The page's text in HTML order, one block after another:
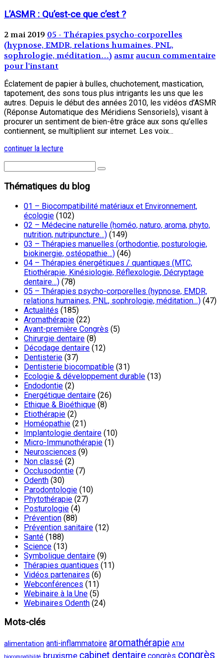
L’ASMR : Qu’est-ce que c’est ?
2 mai 2019 05 - Thérapies psycho-corporelles
(hypnose, EMDR, relations humaines, PNL,
sophrologie, méditation…) asmr aucun commentaire
pour l'instant
Éclatement de papier à bulles, chuchotement, mastication,
tapotement, des sons tous plus intrigants les uns que les
autres. Depuis le début des années 2010, les vidéos d’ASMR
(Réponse Automatique des Méridiens Sensoriels), visant à
procurer un sentiment de bien-être grâce aux sons qu’elles
contiennent, se multiplient sur internet. Les voix...
continuer la lecture
Thématiques du blog
01 – Biocompatibilité matériaux et Environnement,
écologie (102)
02 – Médecine naturelle (homéo, naturo, aroma, phyto,
nutrition, nutripuncture…) (149)
03 – Thérapies manuelles (orthodontie, posturologie,
biokinergie, ostéopathie…) (46)
04 – Thérapies énergétiques / quantiques (MTC,
Etiothérapie, Kinésiologie, Réflexologie, Décryptage
dentaire…) (78)
05 – Thérapies psycho-corporelles (hypnose, EMDR,
relations humaines, PNL, sophrologie, méditation…) (47)
Actualités (185)
Aromathérapie (22)
Avant-première Congrès (5)
Chirurgie dentaire (8)
Décodage dentaire (12)
Dentisterie (37)
Dentisterie biocompatible (31)
Ecologie & développement durable (13)
Endodontie (2)
Energétique dentaire (26)
Ethique & Bioéthique (8)
Etiothérapie (2)
Homéopathie (21)
Implantologie dentaire (10)
Micro-Immunothérapie (1)
Neurosciences (9)
Non classé (2)
Occlusodontie (7)
Odenth (30)
Parodontologie (10)
Phytothérapie (27)
Posturologie (4)
Prévention (88)
Prévention sanitaire (12)
Santé (188)
Science (13)
Symbolique dentaire (9)
Thérapies quantiques (11)
Vidéos partenaires (6)
Webconférences (11)
Webinaire à la Une (5)
Webinaires Odenth (24)
Mots-clés
alimentation anti-inflammatoire aromathérapie ATM
bruxisme cabinet dentaire congrès congrès